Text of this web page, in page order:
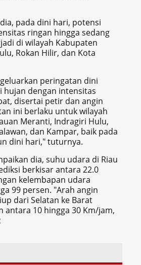
pada dini hari, potensi
ringan hingga sedang
di wilayah Kabupaten
Rokan Hilir, dan Kota
peringatan dini
hujan dengan intensitas
disertai petir dan angin
ini berlaku untuk wilayah
Meranti, Indragiri Hulu,
dan Kampar, baik pada
dini hari," tuturnya.
dia, suhu udara di Riau
berkisar antara 22.0
kelembapan udara
99 persen. "Arah angin
dari Selatan ke Barat
antara 10 hingga 30 Km/jam,